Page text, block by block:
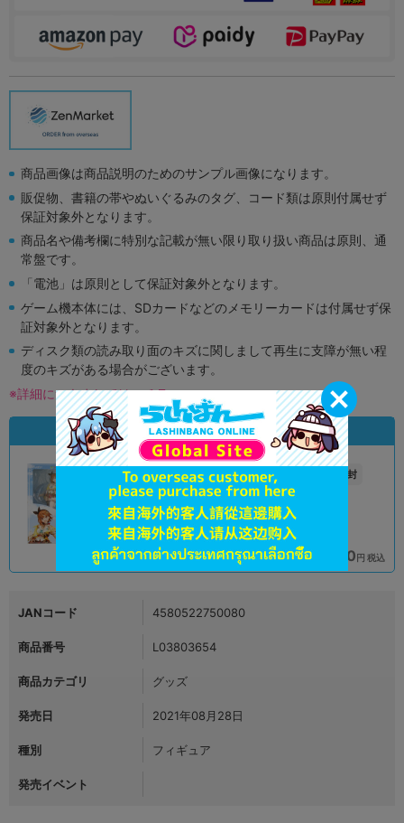
商品画像は商品説明のためのサンプル画像になります。
販促物、書籍の帯やぬいぐるみのタグ、コード類は原則付属せず
保証対象外となります。
商品名や備考欄に特別な記載が無い限り取り扱い商品は原則、通
常盤です。
「電池」は原則として保証対象外となります。
ゲーム機本体には、SDカードなどのメモリーカードは付属せず保
証対象外となります。
ディスク類の読み取り面のキズに関しまして再生に支障が無い程
度のキズがある場合がございます。
※詳細につきましてはコチラ
状態違いの同一商品
状態 : A
宇都宮店
在庫あり 16,900円 税込
未開封
在庫あり 19,900円 税込
JANコード 4580522750080
商品番号 L03803654
商品カテゴリ グッズ
発売日 2021年08月28日
種別 フィギュア
発売イベント